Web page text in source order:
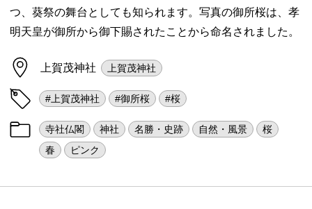
つ、葵祭の舞台としても知られます。写真の御所桜は、孝
明天皇が御所から御下賜されたことから命名されました。
上賀茂神社 上賀茂神社
#上賀茂神社 #御所桜 #桜
寺社仏閣 神社 名勝・史跡 自然・風景
桜
春
ピンク